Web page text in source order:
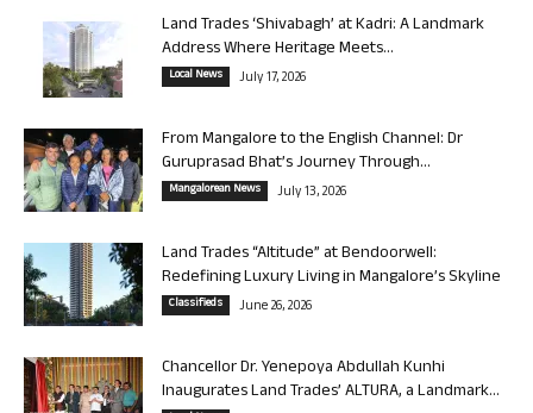
Land Trades ‘Shivabagh’ at Kadri: A Landmark
Address Where Heritage Meets...
Local News July 17, 2026
From Mangalore to the English Channel: Dr
Guruprasad Bhat’s Journey Through...
Mangalorean News July 13, 2026
Land Trades “Altitude” at Bendoorwell:
Redefining Luxury Living in Mangalore’s Skyline
Classifieds June 26, 2026
Chancellor Dr. Yenepoya Abdullah Kunhi
Inaugurates Land Trades’ ALTURA, a Landmark...